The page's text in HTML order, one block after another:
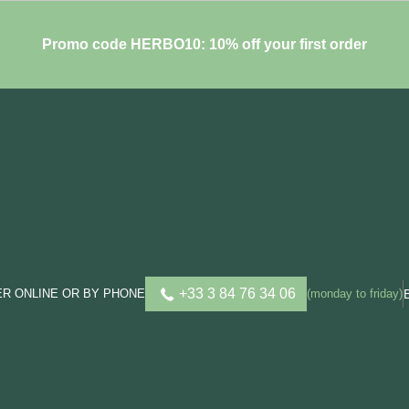
Promo code HERBO10: 10% off your first order
ONLINE OR BY PHONE +33 3 84 76 34 06 (monday to friday)